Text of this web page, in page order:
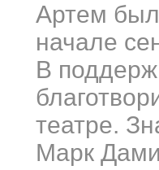
Артем
начале
В
театре.
Марк